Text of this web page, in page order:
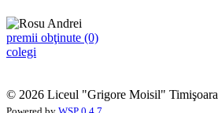
premii obţinute (0)
colegi
© 2026 Liceul "Grigore Moisil" Timişoara